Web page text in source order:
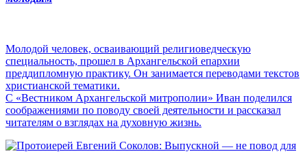
Молодой человек, осваивающий религиоведческую
специальность, прошел в Архангельской епархии
преддипломную практику. Он занимается переводами текстов
христианской тематики.
С «Вестником Архангельской митрополии» Иван поделился
соображениями по поводу своей деятельности и рассказал
читателям о взглядах на духовную жизнь.